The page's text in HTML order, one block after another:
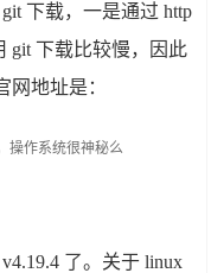
下载，一是通过 http
git 下载比较慢，因此
网地址是：
了。关于 linux